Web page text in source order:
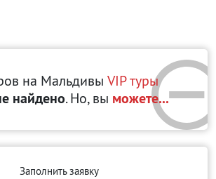
на Мальдивы VIP туры
найдено. Но, вы можете...
Заполнить заявку